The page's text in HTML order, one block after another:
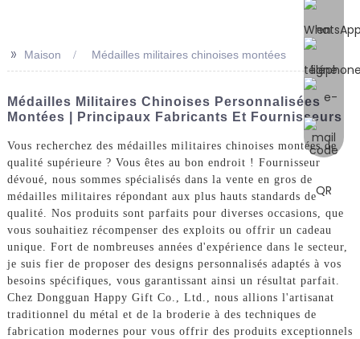
>> Maison Médailles militaires chinoises montées
Médailles Militaires Chinoises Personnalisées
Montées | Principaux Fabricants Et Fournisseurs
Vous recherchez des médailles militaires chinoises montées de
qualité supérieure ? Vous êtes au bon endroit ! Fournisseur
dévoué, nous sommes spécialisés dans la vente en gros de
médailles militaires répondant aux plus hauts standards de
qualité. Nos produits sont parfaits pour diverses occasions, que
vous souhaitiez récompenser des exploits ou offrir un cadeau
unique. Fort de nombreuses années d'expérience dans le secteur,
je suis fier de proposer des designs personnalisés adaptés à vos
besoins spécifiques, vous garantissant ainsi un résultat parfait.
Chez Dongguan Happy Gift Co., Ltd., nous allions l'artisanat
traditionnel du métal et de la broderie à des techniques de
fabrication modernes pour vous offrir des produits exceptionnels